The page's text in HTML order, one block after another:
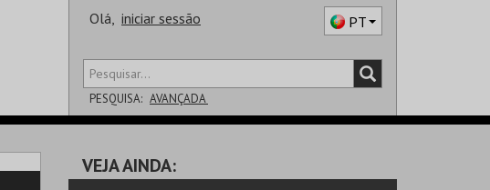
Olá, iniciar sessão PT
PESQUISA: AVANÇADA
VEJA AINDA: